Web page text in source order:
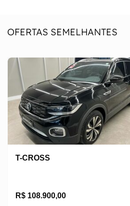
OFERTAS SEMELHANTES
T-CROSS
R$ 108.900,00